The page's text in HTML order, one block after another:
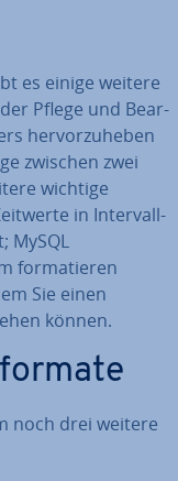
es einige weitere
Pflege und Be­ar­
her­vor­zu­he­ben
zwischen zwei
wichtige
in In­ter­vall­
MySQL
for­ma­tie­ren
Sie einen
können.
noch drei weitere